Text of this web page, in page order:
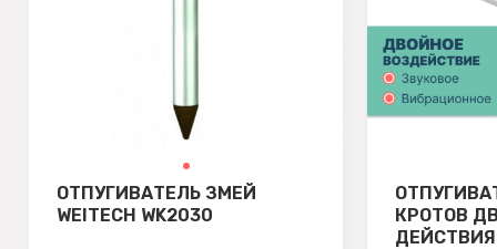
ОТПУГИВАТЕЛЬ ЗМЕЙ
WEITECH WK2030
КРОТОВ
ДЕЙСТВИЯ